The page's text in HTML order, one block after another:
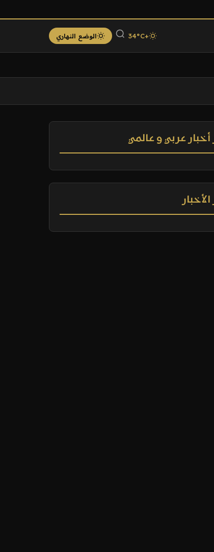
+34°C الوضع النهاري
أخبار عربي و عالمي